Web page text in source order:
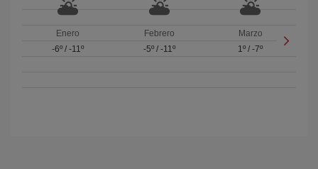
Enero
-6º/ -11º
Febrero
-5º/ -11º
Marzo
1º /-7º